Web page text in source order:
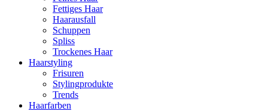
Fettiges Haar
Haarausfall
Schuppen
Spliss
Trockenes Haar
Haarstyling
Frisuren
Stylingprodukte
Trends
Haarfarben